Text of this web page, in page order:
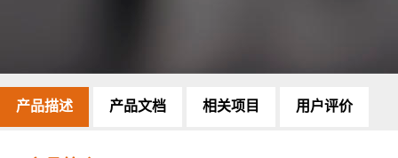
产品描述 产品文档 相关项目 用户评价